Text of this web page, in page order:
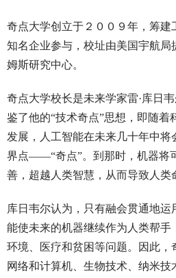
奇点大学创立于２００９年，筹建
知名企业参与，校址由美国宇航局
姆斯研究中心。
奇点大学校长是未来学家雷·库日
鉴了他的“技术奇点”思想，即随着
发展，人工智能在未来几十年中将
界点——“奇点”。到那时，机器将
善，超越人类智慧，从而导致人类
库日韦尔认为，只有融会贯通地
能使未来的机器继续作为人类帮手
环境、医疗和贫困等问题。因此，
网络和计算机、生物技术、纳米技